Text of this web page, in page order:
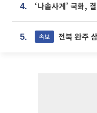
4.
5. 속보 전북 완주